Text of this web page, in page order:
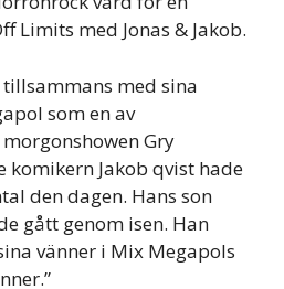
Limits med Jonas & Jakob.
med sina
som en av
Gry
komikern Jakob qvist hade
den dagen. Hans son
gått genom isen. Han
vänner i Mix Megapols